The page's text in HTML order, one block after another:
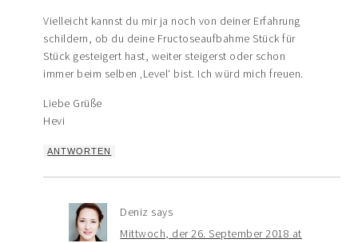
Vielleicht kannst du mir ja noch von deiner Erfahrung
schildern, ob du deine Fructoseaufbahme Stück für
Stück gesteigert hast, weiter steigerst oder schon
immer beim selben ‚Level‘ bist. Ich würd mich freuen.
Liebe Grüße
Hevi
ANTWORTEN
Deniz says
Mittwoch, der 26. September 2018 at